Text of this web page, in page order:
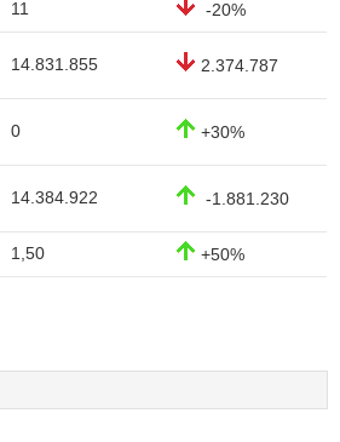
11 -20%
14.831.855 2.374.787
0 +30%
14.384.922 -1.881.230
1,50 +50%